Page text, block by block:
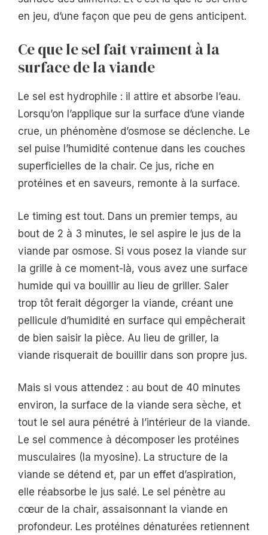
en jeu, d’une façon que peu de gens anticipent.
Ce que le sel fait vraiment à la
surface de la viande
Le sel est hydrophile : il attire et absorbe l’eau.
Lorsqu’on l’applique sur la surface d’une viande
crue, un phénomène d’osmose se déclenche. Le
sel puise l’humidité contenue dans les couches
superficielles de la chair. Ce jus, riche en
protéines et en saveurs, remonte à la surface.
Le timing est tout. Dans un premier temps, au
bout de 2 à 3 minutes, le sel aspire le jus de la
viande par osmose. Si vous posez la viande sur
la grille à ce moment-là, vous avez une surface
humide qui va bouillir au lieu de griller. Saler
trop tôt ferait dégorger la viande, créant une
pellicule d’humidité en surface qui empêcherait
de bien saisir la pièce. Au lieu de griller, la
viande risquerait de bouillir dans son propre jus.
Mais si vous attendez : au bout de 40 minutes
environ, la surface de la viande sera sèche, et
tout le sel aura pénétré à l’intérieur de la viande.
Le sel commence à décomposer les protéines
musculaires (la myosine). La structure de la
viande se détend et, par un effet d’aspiration,
elle réabsorbe le jus salé. Le sel pénètre au
cœur de la chair, assaisonnant la viande en
profondeur. Les protéines dénaturées retiennent